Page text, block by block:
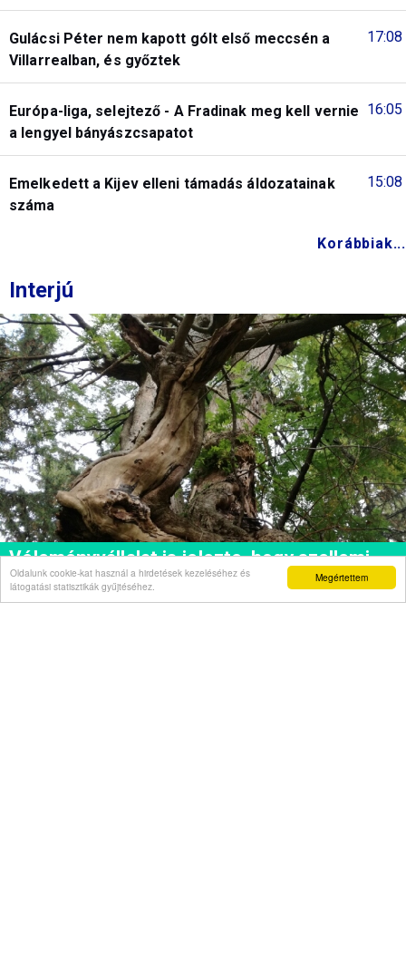
Megértettem
Oldalunk cookie-kat használ a hirdetések kezeléséhez és
látogatási statisztikák gyűjtéséhez.
17:08
Gulácsi Péter nem kapott gólt első meccsén a
Villarrealban, és győztek
16:05
Európa-liga, selejtező - A Fradinak meg kell vernie
a lengyel bányászcsapatot
15:08
Emelkedett a Kijev elleni támadás áldozatainak
száma
Korábbiak...
Interjú
Véleményvállalat is jelezte, hogy szellemi
beszűkülést tapasztal